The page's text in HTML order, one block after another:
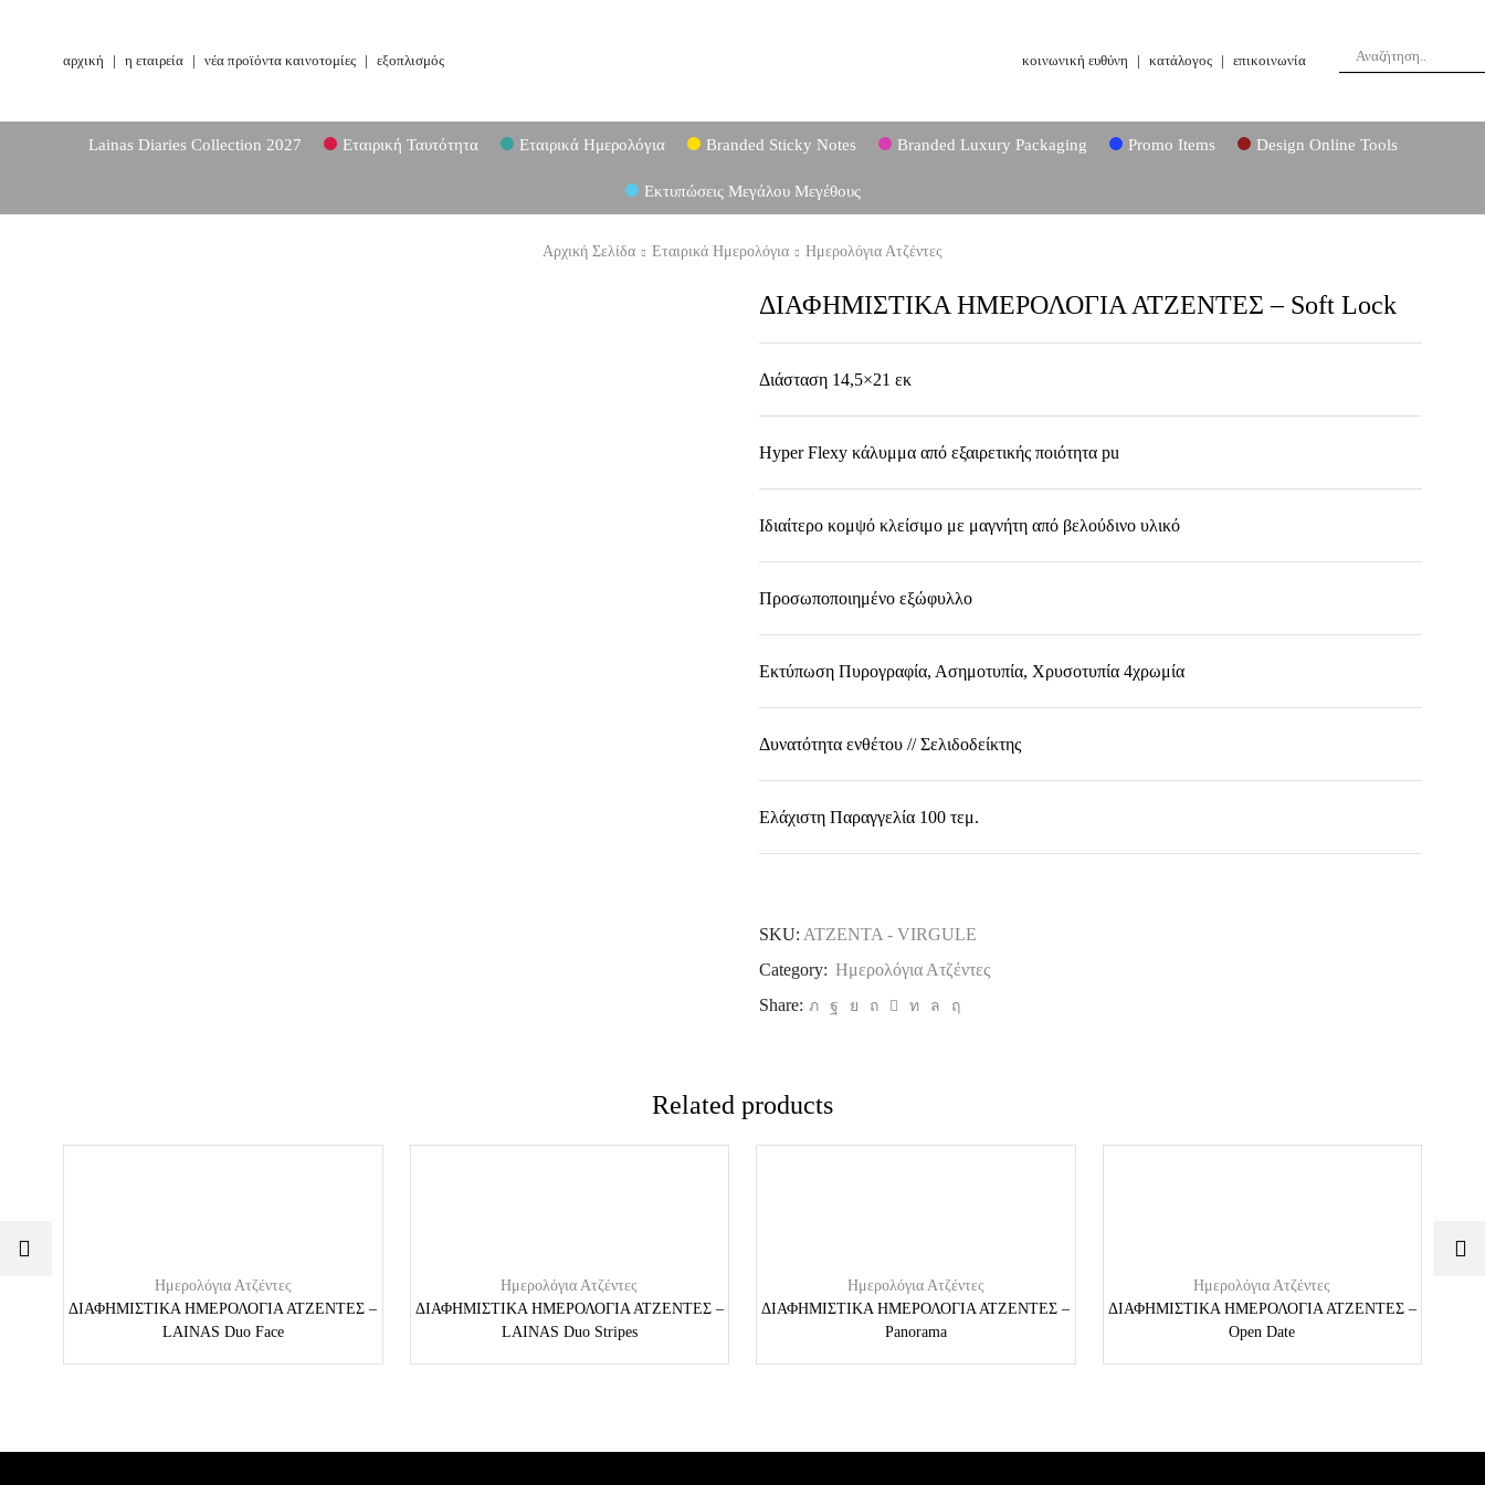
αρχική | η εταιρεία | νέα προϊόντα καινοτομίες | εξοπλισμός κοινωνική ευθύνη | κατάλογος | επικοινωνία
Lainas Diaries Collection 2027 Εταιρική Ταυτότητα Εταιρικά Ημερολόγια Branded Sticky Notes Branded Luxury Packaging Promo Items Design Online Tools
Εκτυπώσεις Μεγάλου Μεγέθους
Αρχική Σελίδα Εταιρικά Ημερολόγια Ημερολόγια Ατζέντες
ΔΙΑΦΗΜΙΣΤΙΚΑ ΗΜΕΡΟΛΟΓΙΑ ΑΤΖΕΝΤΕΣ – Soft Lock
Διάσταση 14,5×21 εκ
Hyper Flexy κάλυμμα από εξαιρετικής ποιότητα pu
Ιδιαίτερο κομψό κλείσιμο με μαγνήτη από βελούδινο υλικό
Προσωποποιημένο εξώφυλλο
Εκτύπωση Πυρογραφία, Ασημοτυπία, Χρυσοτυπία 4χρωμία
Δυνατότητα ενθέτου // Σελιδοδείκτης
Ελάχιστη Παραγγελία 100 τεμ.
SKU: ΑΤΖΕΝΤΑ - VIRGULE
Category: Ημερολόγια Ατζέντες
Share:
Related products
Ημερολόγια Ατζέντες
ΔΙΑΦΗΜΙΣΤΙΚΑ ΗΜΕΡΟΛΟΓΙΑ ΑΤΖΕΝΤΕΣ –
LAINAS Duo Face
Ημερολόγια Ατζέντες
ΔΙΑΦΗΜΙΣΤΙΚΑ ΗΜΕΡΟΛΟΓΙΑ ΑΤΖΕΝΤΕΣ –
LAINAS Duo Stripes
Ημερολόγια Ατζέντες
ΔΙΑΦΗΜΙΣΤΙΚΑ ΗΜΕΡΟΛΟΓΙΑ ΑΤΖΕΝΤΕΣ –
Panorama
Ημερολόγια Ατζέντες
ΔΙΑΦΗΜΙΣΤΙΚΑ ΗΜΕΡΟΛΟΓΙΑ ΑΤΖΕΝΤΕΣ –
Open Date